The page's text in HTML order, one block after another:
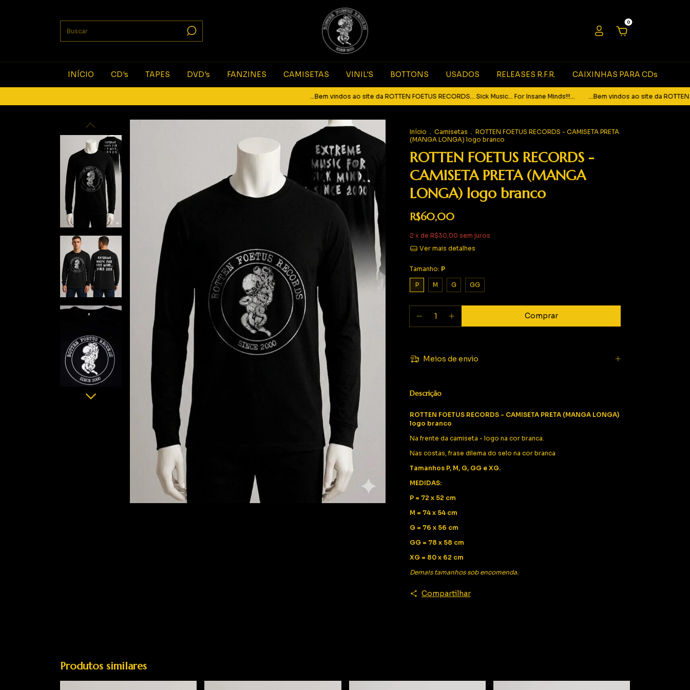
0
INÍCIO CD's TAPES DVD's FANZINES CAMISETAS VINIL'S BOTTONS USADOS RELEASES R.F.R. CAIXINHAS PARA CDs
...Bem vindos ao site da ROTTEN FOETUS RECORDS... Sick Music... For Insane Minds!!!... ...Bem vindos ao site da ROTTEN
Início . Camisetas . ROTTEN FOETUS RECORDS - CAMISETA PRETA
(MANGA LONGA) logo branco
ROTTEN FOETUS RECORDS -
CAMISETA PRETA (MANGA
LONGA) logo branco
R$60,00
2 x de R$30,00 sem juros
Ver mais detalhes
Tamanho: P
P M G GG
Meios de envio
Descrição
ROTTEN FOETUS RECORDS - CAMISETA PRETA (MANGA LONGA)
logo branco
Na frente da camiseta - logo na cor branca.
Nas costas, frase dilema do selo na cor branca
Tamanhos P, M, G, GG e XG.
MEDIDAS:
P = 72 x 52 cm
M = 74 x 54 cm
G = 76 x 56 cm
GG = 78 x 58 cm
XG = 80 x 62 cm
Demais tamanhos sob encomenda.
Compartilhar
Produtos similares